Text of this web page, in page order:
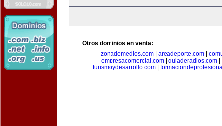
Otros dominios en venta:
zonademedios.com| areadeporte.com|
empresacomercial.com| guiaderadios.com|
turismoydesarrollo.com|